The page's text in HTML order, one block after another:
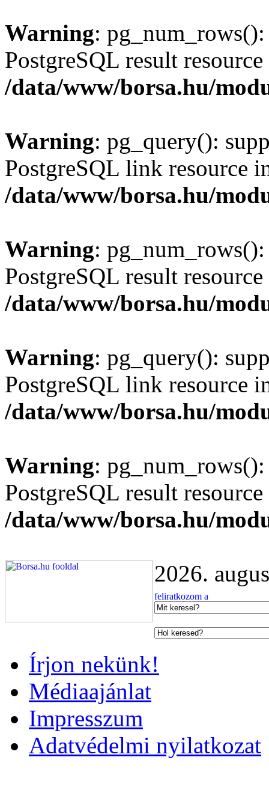
Warning:
PostgreSQL result
/data/www/borsa.hu/
Warning: pg_query():
PostgreSQL link resource
/data/www/borsa.hu/
Warning:
PostgreSQL result
/data/www/borsa.hu/
Warning: pg_query():
PostgreSQL link resource
/data/www/borsa.hu/
Warning:
PostgreSQL result
/data/www/borsa.hu/
2026.
Írjon nekünk!
Médiaajánlat
Impresszum
Adatvédelmi nyilatkozat